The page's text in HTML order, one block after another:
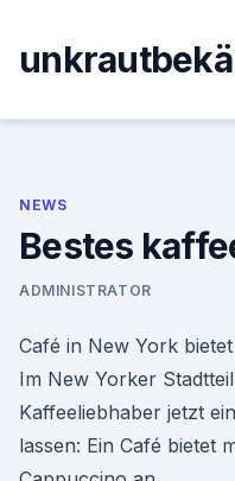
content
NEWS
Bestes
ADMINISTRATOR
Café in New York
Im New Yorker
Kaffeeliebhaber jetzt
lassen: Ein Café bietet